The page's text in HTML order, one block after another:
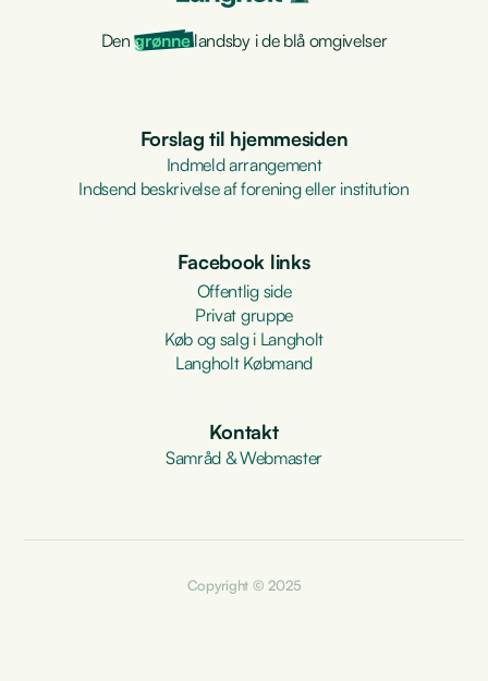
Dengrønnelandsby i de blå omgivelser
Forslag til hjemmesiden
Indmeld arrangement
Indsend beskrivelse af forening eller institution
Facebook links
Offentlig side
Privat gruppe
Køb og salg i Langholt
Langholt Købmand
Kontakt
Samråd & Webmaster
Copyright © 2025